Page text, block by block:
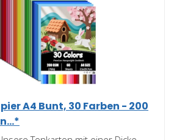
A4 Bunt, 30 Farben - 200